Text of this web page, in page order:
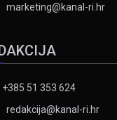
marketing@kanal-ri.hr
+385 51 353 624
redakcija@kanal-ri.hr